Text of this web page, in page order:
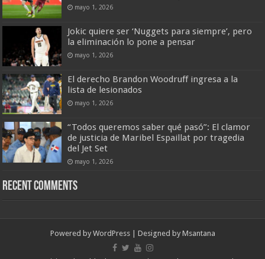
mayo 1, 2026
Jokic quiere ser ‘Nuggets para siempre’, pero
la eliminación lo pone a pensar
mayo 1, 2026
El derecho Brandon Woodruff ingresa a la
lista de lesionados
mayo 1, 2026
“Todos queremos saber qué pasó”: El clamor
de justicia de Maribel Espaillat por tragedia
del Jet Set
mayo 1, 2026
Recent Comments
Powered by WordPress| Designed by Msantana